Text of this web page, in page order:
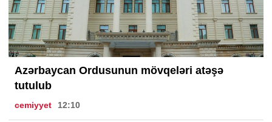
Azərbaycan Ordusunun mövqeləri atəşə
tutulub
cemiyyet 12:10